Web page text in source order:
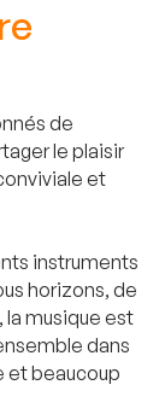
de
le plaisir
et
instruments
horizons, de
la musique est
dans
et beaucoup